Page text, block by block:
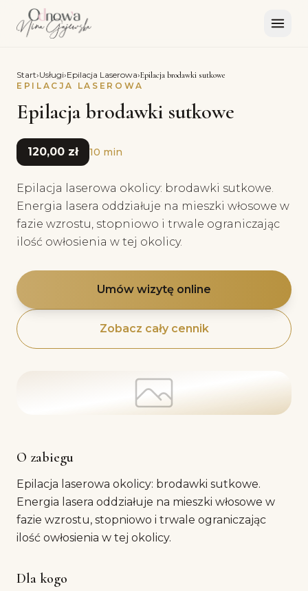
Start›Usługi›Epilacja Laserowa›Epilacja brodawki sutkowe
EPILACJA LASEROWA
Epilacja brodawki sutkowe
120,00 zł 10 min
Epilacja laserowa okolicy: brodawki sutkowe.
Energia lasera oddziałuje na mieszki włosowe w
fazie wzrostu, stopniowo i trwale ograniczając
ilość owłosienia w tej okolicy.
Umów wizytę online
Zobacz cały cennik
O zabiegu
Epilacja laserowa okolicy: brodawki sutkowe.
Energia lasera oddziałuje na mieszki włosowe w
fazie wzrostu, stopniowo i trwale ograniczając
ilość owłosienia w tej okolicy.
Dla kogo